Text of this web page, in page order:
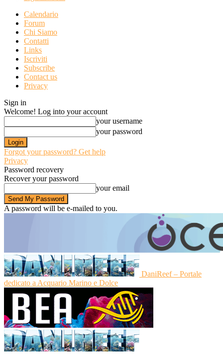
Calendario
Forum
Chi Siamo
Contatti
Links
Iscriviti
Subscribe
Contact us
Privacy
Sign in
Welcome! Log into your account
your username
your password
Forgot your password? Get help
Privacy
Password recovery
Recover your password
your email
A password will be e-mailed to you.
DaniReef – Portale
dedicato a Acquario Marino e Dolce